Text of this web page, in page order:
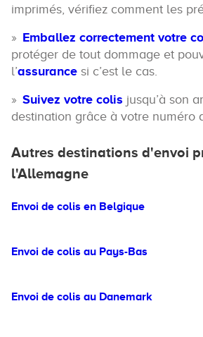
imprimés, vérifiez comment les
Emballez correctement votre
protéger de tout dommage et
l’assurance si c’est le cas.
Suivez votre colis jusqu’à son
destination grâce à votre numéro
Autres destinations d'envoi
l'Allemagne
Envoi de colis en Belgique
Envoi de colis au Pays-Bas
Envoi de colis au Danemark